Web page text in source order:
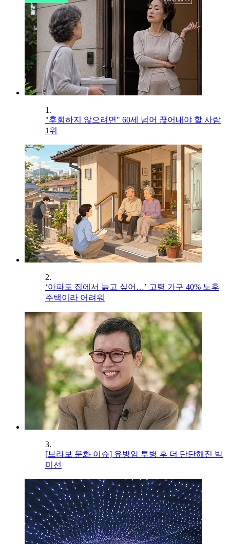
1.
"후회하지 않으려면" 60세 넘어 끊어내야 할 사람
1위
2.
‘아파도 집에서 늙고 싶어…’ 고령 가구 40% 노후
주택이라 어려워
3.
[브라보 문화 이슈] 유방암 투병 후 더 단단해진 박
미선